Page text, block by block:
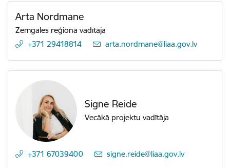
Arta Nordmane
Zemgales reģiona vadītāja
+371 29418814
E-pasts:
arta.nordmane@liaa.gov.lv
Signe Reide
Vecākā projektu vadītāja
+371 67039400 E-pasts:
signe.reide@liaa.gov.lv